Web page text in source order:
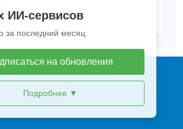
ИИ-сервисов
за последний месяц
на обновления
Подробнее ▼